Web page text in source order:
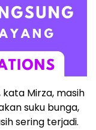
Mirza, masih
suku bunga,
sering terjadi.